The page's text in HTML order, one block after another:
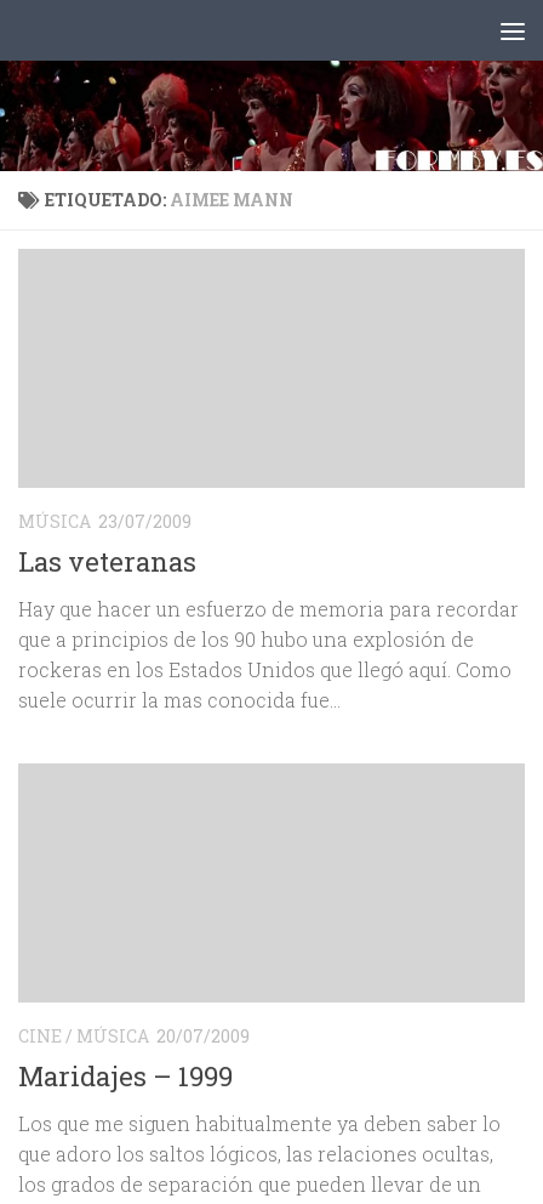
ETIQUETADO: AIMEE MANN
MÚSICA 23/07/2009
Las veteranas
Hay que hacer un esfuerzo de memoria para recordar
que a principios de los 90 hubo una explosión de
rockeras en los Estados Unidos que llegó aquí. Como
suele ocurrir la mas conocida fue...
CINE / MÚSICA 20/07/2009
Maridajes – 1999
Los que me siguen habitualmente ya deben saber lo
que adoro los saltos lógicos, las relaciones ocultas,
los grados de separación que pueden llevar de un